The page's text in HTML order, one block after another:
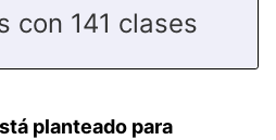
con 141 clases
planteado para